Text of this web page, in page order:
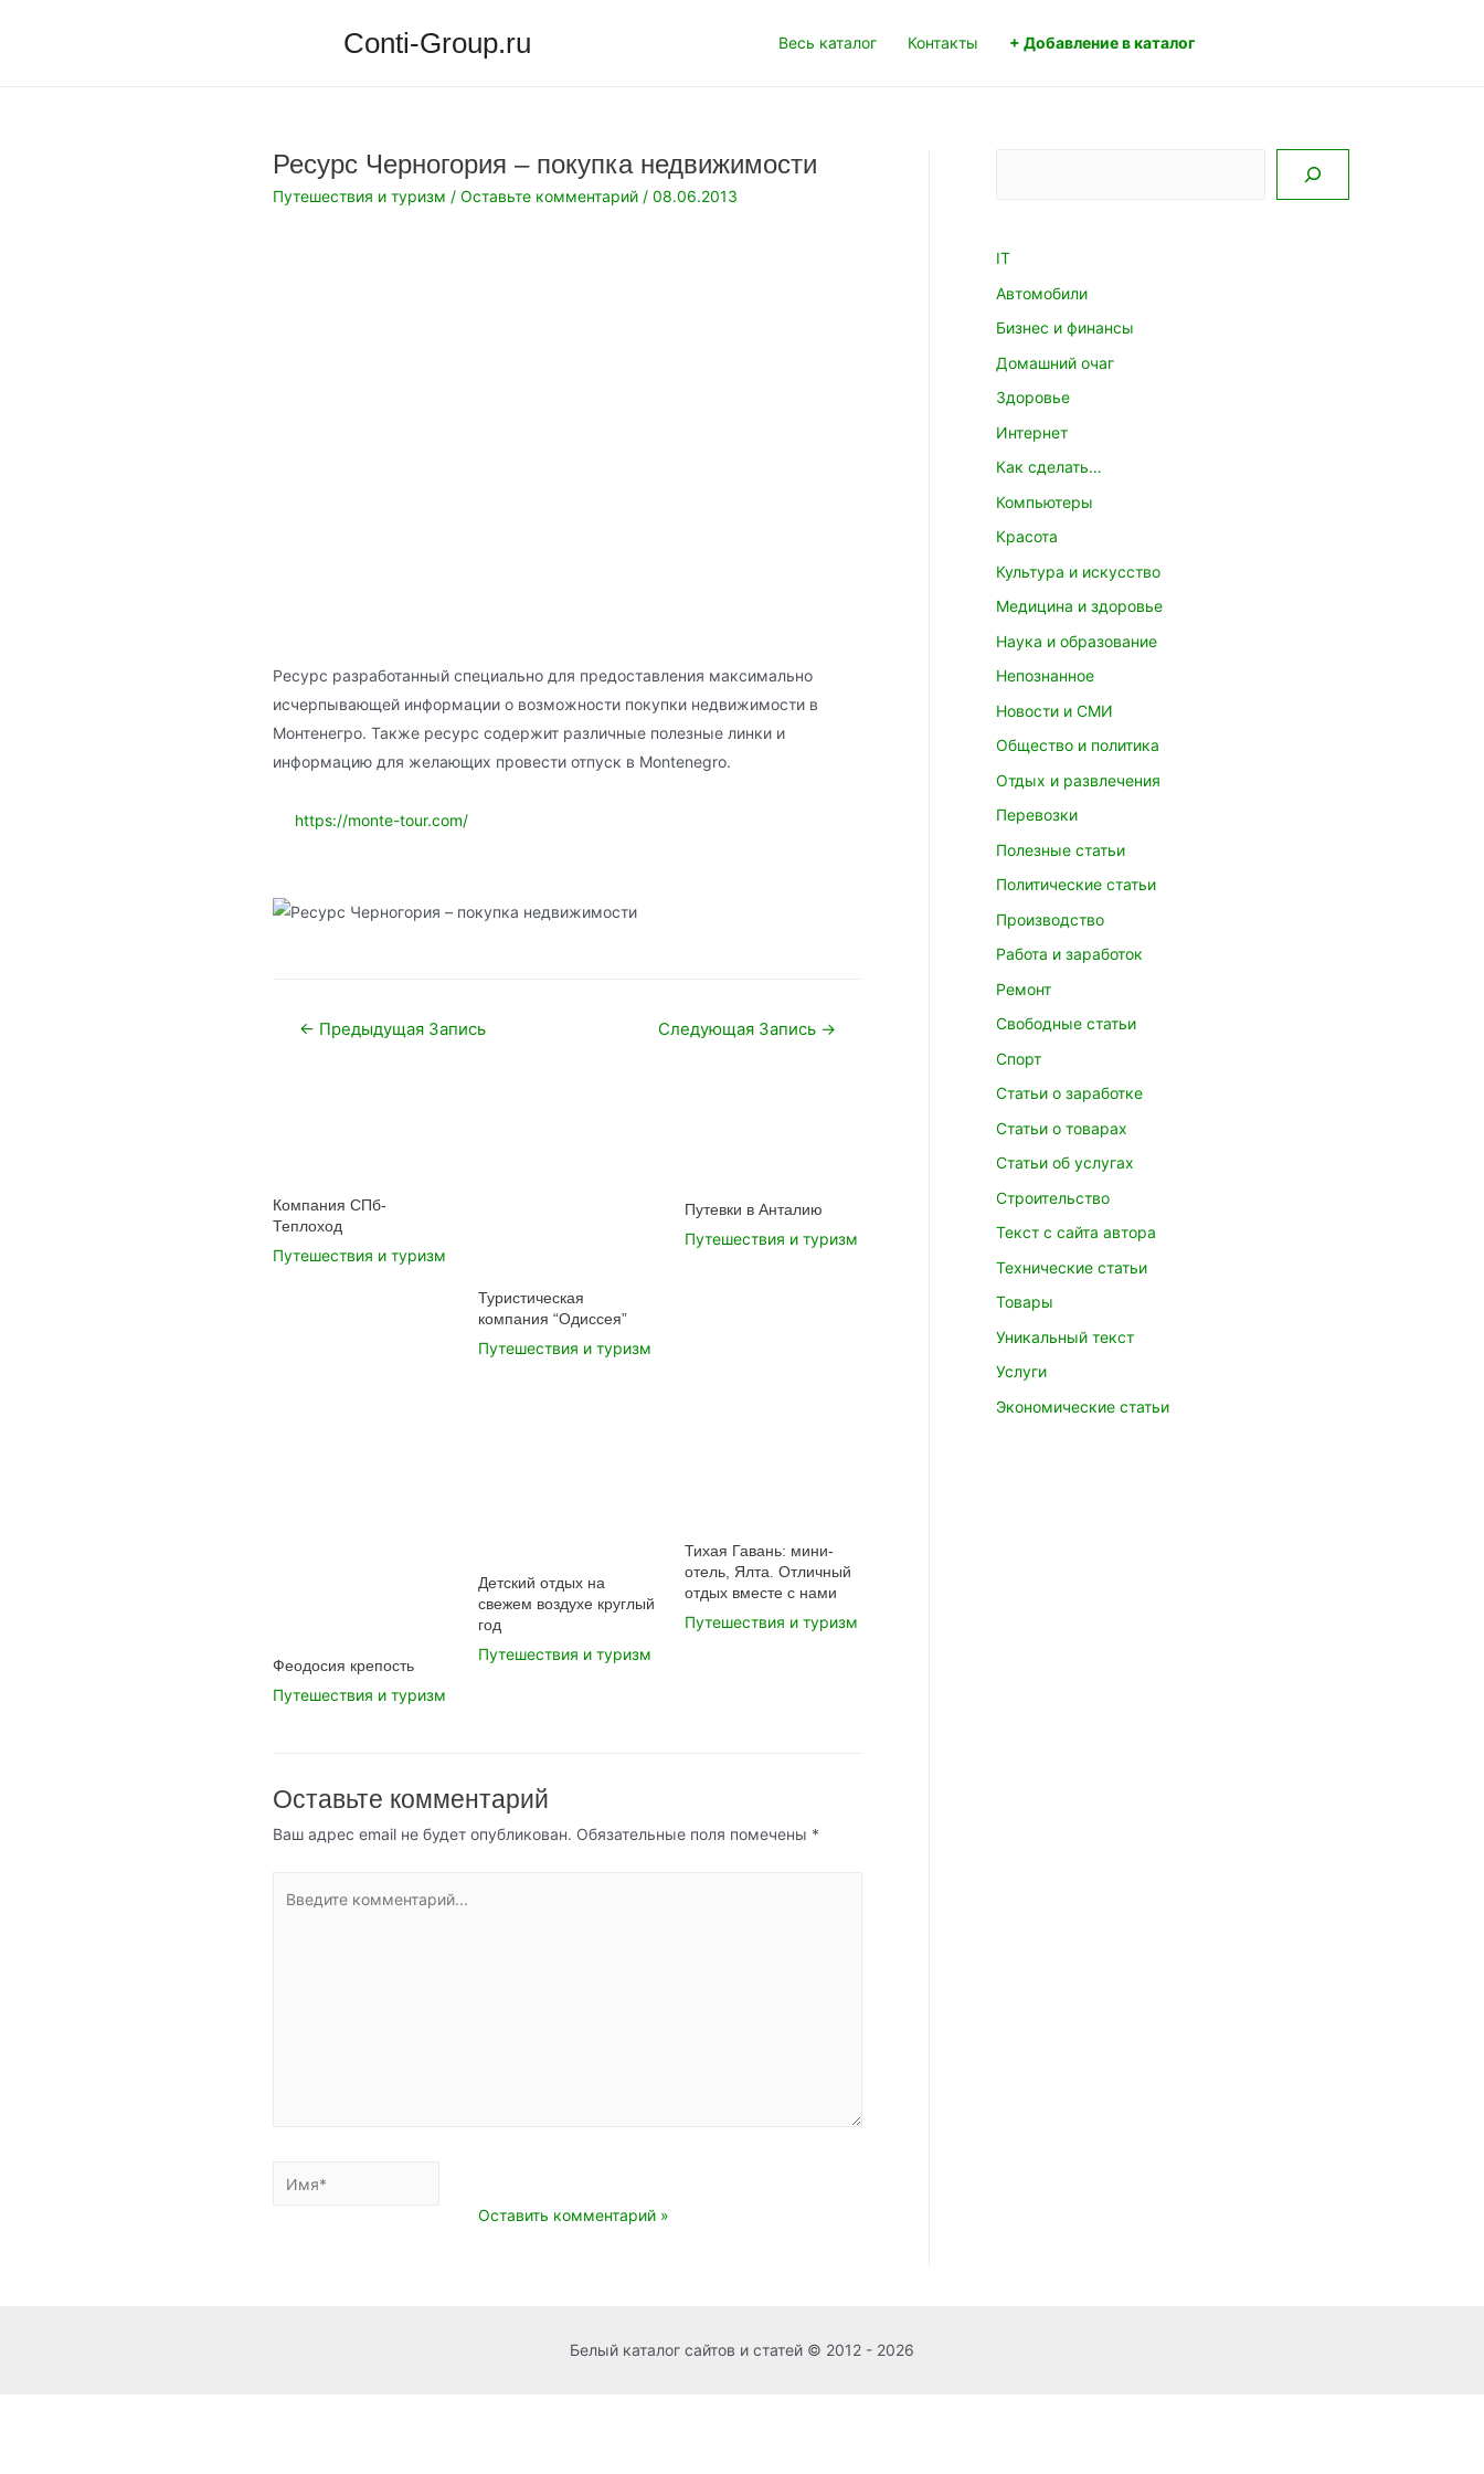
Conti-Group.ru Весь каталог Контакты + Добавление в каталог
Ресурс Черногория – покупка недвижимости
Путешествия и туризм / Оставьте комментарий / 08.06.2013
Ресурс разработанный специально для предоставления максимально
исчерпывающей информации о возможности покупки недвижимости в
Монтенегро. Также ресурс содержит различные полезные линки и
информацию для желающих провести отпуск в Montenegro.
https://monte-tour.com/
Навигация
← Предыдущая Запись Следующая Запись →
Компания СПб-
Теплоход
Путешествия и туризм
Туристическая
компания “Одиссея”
Путешествия и туризм
Путевки в Анталию
Путешествия и туризм
Феодосия крепость
Путешествия и туризм
Детский отдых на
свежем воздухе круглый
год
Путешествия и туризм
Тихая Гавань: мини-
отель, Ялта. Отличный
отдых вместе с нами
Путешествия и туризм
Оставьте комментарий
Ваш адрес email не будет опубликован. Обязательные поля помечены *
комментарий...
IT
Автомобили
Бизнес и финансы
Домашний очаг
Здоровье
Интернет
Как сделать…
Компьютеры
Красота
Культура и искусство
Медицина и здоровье
Наука и образование
Непознанное
Новости и СМИ
Общество и политика
Отдых и развлечения
Перевозки
Полезные статьи
Политические статьи
Производство
Работа и заработок
Ремонт
Свободные статьи
Спорт
Статьи о заработке
Статьи о товарах
Статьи об услугах
Строительство
Текст с сайта автора
Технические статьи
Товары
Уникальный текст
Услуги
Экономические статьи
Белый каталог сайтов и статей © 2012 - 2026